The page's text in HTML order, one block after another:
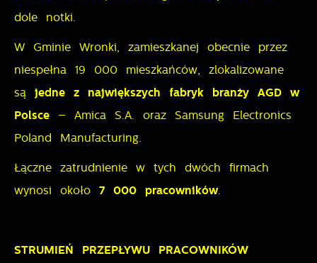
dole notki.
W Gminie Wronki, zamieszkanej obecnie przez
niespełna 19 000 mieszkańców, zlokalizowane
są jedne z największych fabryk branży AGD w
Polsce – Amica S.A. oraz Samsung Electronics
Poland Manufacturing.
Łączne zatrudnienie w tych dwóch firmach
wynosi około 7 000 pracowników.
STRUMIEŃ PRZEPŁYWU PRACOWNIKÓW